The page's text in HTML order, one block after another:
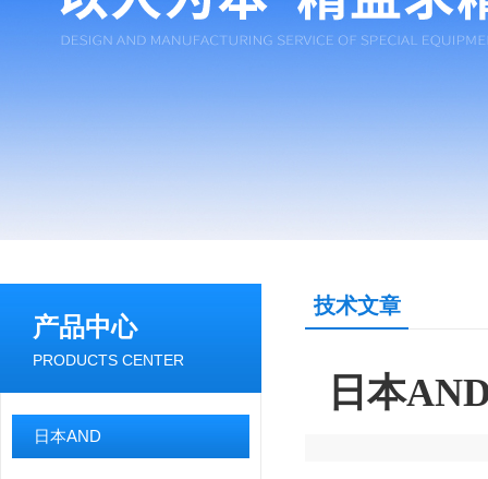
产品中心
PRODUCTS CENTER
日本AND
技术文章
日本